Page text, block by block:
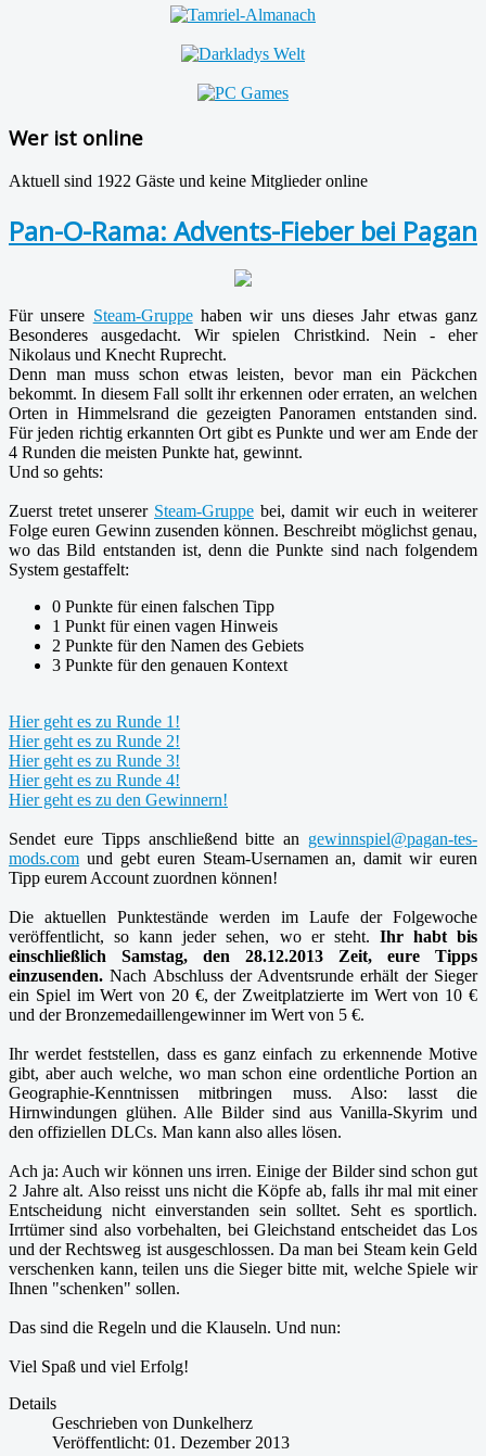
Wer ist online
Aktuell sind 1922 Gäste und keine Mitglieder online
Pan-O-Rama: Advents-Fieber bei Pagan
Für unsere Steam-Gruppehaben wir uns dieses Jahr etwas ganz
Besonderes ausgedacht. Wir spielen Christkind. Nein - eher
Nikolaus und Knecht Ruprecht.
Denn man muss schon etwas leisten, bevor man ein Päckchen
bekommt. In diesem Fall sollt ihr erkennen oder erraten, an welchen
Orten in Himmelsrand die gezeigten Panoramen entstanden sind.
Für jeden richtig erkannten Ort gibt es Punkte und wer am Ende der
4 Runden die meisten Punkte hat, gewinnt.
Und so gehts:
Zuerst tretet unserer Steam-Gruppe bei, damit wir euch in weiterer
Folge euren Gewinn zusenden können. Beschreibt möglichst genau,
wo das Bild entstanden ist, denn die Punkte sind nach folgendem
System gestaffelt:
0 Punkte für einen falschen Tipp
1 Punkt für einen vagen Hinweis
2 Punkte für den Namen des Gebiets
3 Punkte für den genauen Kontext
Hier geht es zu Runde 1!
Hier geht es zu Runde 2!
Hier geht es zu Runde 3!
Hier geht es zu Runde 4!
Hier geht es zu den Gewinnern!
Sendet eure Tipps anschließend bitte an gewinnspiel@pagan-tes-
mods.com und gebt euren Steam-Usernamen an, damit wir euren
Tipp eurem Account zuordnen können!
Die aktuellen Punktestände werden im Laufe der Folgewoche
veröffentlicht, so kann jeder sehen, wo er steht. Ihr habt bis
einschließlich Samstag, den 28.12.2013 Zeit, eure Tipps
einzusenden. Nach Abschluss der Adventsrunde erhält der Sieger
ein Spiel im Wert von 20 €, der Zweitplatzierte im Wert von 10 €
und der Bronzemedaillengewinner im Wert von 5 €.
Ihr werdet feststellen, dass es ganz einfach zu erkennende Motive
gibt, aber auch welche, wo man schon eine ordentliche Portion an
Geographie-Kenntnissen mitbringen muss. Also: lasst die
Hirnwindungen glühen. Alle Bilder sind aus Vanilla-Skyrim und
den offiziellen DLCs. Man kann also alles lösen.
Ach ja: Auch wir können uns irren. Einige der Bilder sind schon gut
2 Jahre alt. Also reisst uns nicht die Köpfe ab, falls ihr mal mit einer
Entscheidung nicht einverstanden sein solltet. Seht es sportlich.
Irrtümer sind also vorbehalten, bei Gleichstand entscheidet das Los
und der Rechtsweg ist ausgeschlossen. Da man bei Steam kein Geld
verschenken kann, teilen uns die Sieger bitte mit, welche Spiele wir
Ihnen "schenken" sollen.
Das sind die Regeln und die Klauseln. Und nun:
Viel Spaß und viel Erfolg!
Details
Geschrieben von Dunkelherz
Veröffentlicht: 01. Dezember 2013